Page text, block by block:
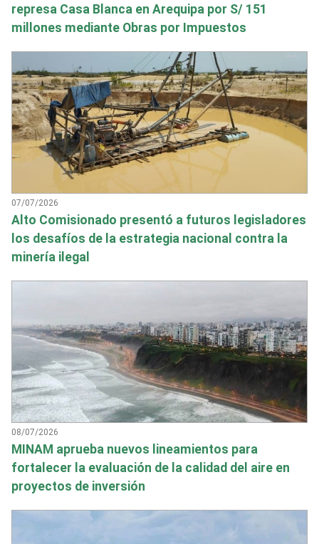
represa Casa Blanca en Arequipa por S/ 151
millones mediante Obras por Impuestos
07/07/2026
Alto Comisionado presentó a futuros legisladores
los desafíos de la estrategia nacional contra la
minería ilegal
08/07/2026
MINAM aprueba nuevos lineamientos para
fortalecer la evaluación de la calidad del aire en
proyectos de inversión